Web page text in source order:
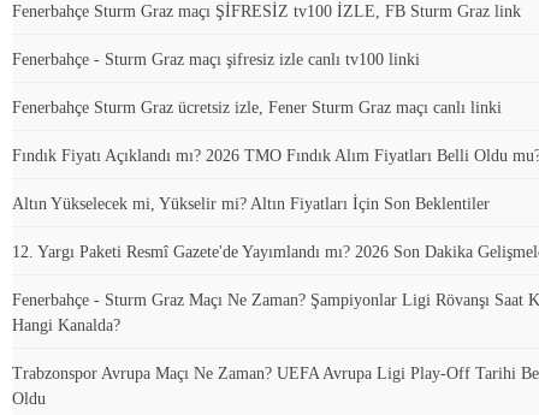
Fenerbahçe Sturm Graz maçı ŞİFRESİZ tv100 İZLE, FB Sturm Graz link
Fenerbahçe - Sturm Graz maçı şifresiz izle canlı tv100 linki
Fenerbahçe Sturm Graz ücretsiz izle, Fener Sturm Graz maçı canlı linki
Fındık Fiyatı Açıklandı mı? 2026 TMO Fındık Alım Fiyatları Belli Oldu
Altın Yükselecek mi, Yükselir mi? Altın Fiyatları İçin Son Beklentiler
12. Yargı Paketi Resmî Gazete'de Yayımlandı mı? 2026 Son Dakika
Fenerbahçe - Sturm Graz Maçı Ne Zaman? Şampiyonlar Ligi Rövanşı Saat
Hangi Kanalda?
Trabzonspor Avrupa Maçı Ne Zaman? UEFA Avrupa Ligi Play-Off Tarihi
Oldu